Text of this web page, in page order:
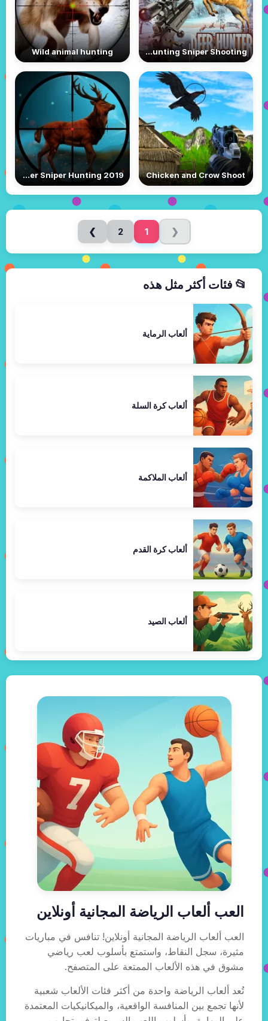
Deer Hunting Sniper Shooting
Wild animal hunting
Chicken and Crow Shoot
Classical Deer Sniper Hunting 2019
❮
1
2
❯
📂 فئات أكثر مثل هذه
ألعاب الرماية
ألعاب كرة السلة
ألعاب الملاكمة
ألعاب كرة القدم
ألعاب الصيد
العب ألعاب الرياضة المجانية أونلاين
العب ألعاب الرياضة المجانية أونلاين! تنافس في مباريات
مثيرة، سجل النقاط، واستمتع بأسلوب لعب رياضي
مشوق في هذه الألعاب الممتعة على المتصفح.
تُعد ألعاب الرياضة واحدة من أكثر فئات الألعاب شعبية
لأنها تجمع بين المنافسة الواقعية، والميكانيكيات المعتمدة